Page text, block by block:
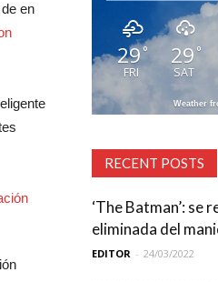
en
29°
FRI
29 °
SAT
Weather
RECENT POSTS
‘The Batman’: se
eliminada del
EDITOR - 24/03/2022